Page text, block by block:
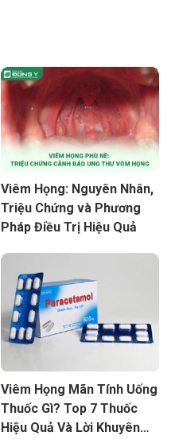
Viêm Họng: Nguyên Nhân,
Triệu Chứng và Phương
Pháp Điều Trị Hiệu Quả
Viêm Họng Mãn Tính Uống
Thuốc Gì? Top 7 Thuốc
Hiệu Quả Và Lời Khuyên